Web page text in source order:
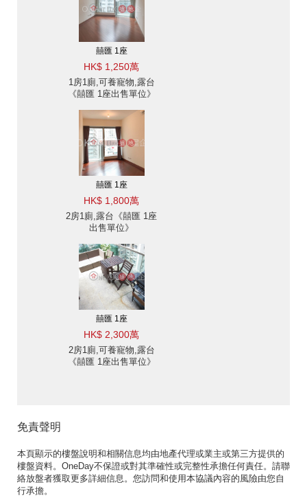
囍匯 1座
HK$ 1,250萬
1房1廁,可養寵物,露台
《囍匯 1座出售單位》
囍匯 1座
HK$ 1,800萬
2房1廁,露台《囍匯 1座
出售單位》
囍匯 1座
HK$ 2,300萬
2房1廁,可養寵物,露台
《囍匯 1座出售單位》
免責聲明
本頁顯示的樓盤說明和相關信息均由地產代理或業主或第三方提供的
樓盤資料。OneDay不保證或對其準確性或完整性承擔任何責任。請聯
絡放盤者獲取更多詳細信息。您訪問和使用本協議內容的風險由您自
行承擔。